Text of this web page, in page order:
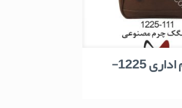
کیف چرم اداری 1225-